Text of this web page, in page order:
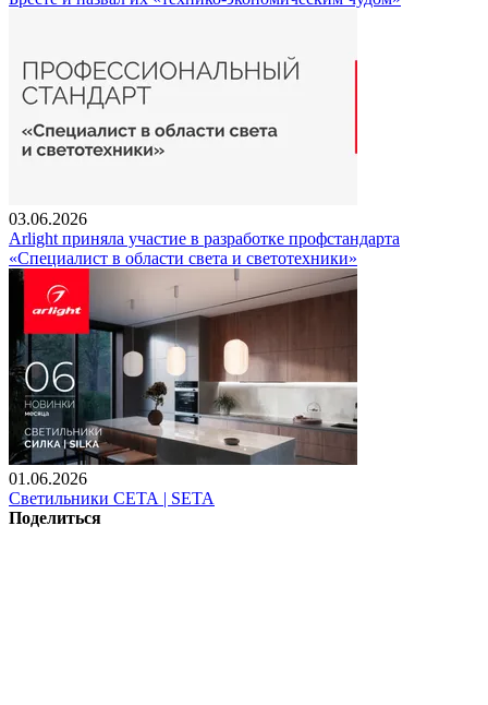
03.06.2026
Arlight приняла участие в разработке профстандарта
«Специалист в области света и светотехники»
01.06.2026
Светильники СЕТА | SETA
Поделиться